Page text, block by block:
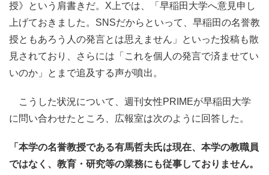
授》という肩書きだ。X上では、「早稲田大学へ意見申し
上げておきました。SNSだからといって、早稲田の名誉教
授ともあろう人の発言とは思えません」といった投稿も散
見されており、さらには「これを個人の発言で済ませてい
いのか」とまで追及する声が噴出。
こうした状況について、週刊女性PRIMEが早稲田大学
に問い合わせたところ、広報室は次のように回答した。
「本学の名誉教授である有馬哲夫氏は現在、本学の教職員
ではなく、教育・研究等の業務にも従事しておりません。